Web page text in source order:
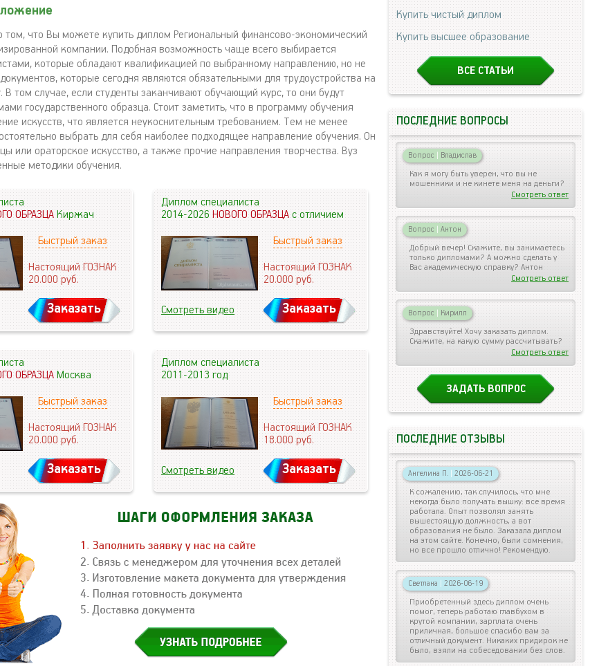
том, что Вы можете купить диплом Региональный финансово-экономический
компании. Подобная возможность чаще всего выбирается
которые обладают квалификацией по выбранному направлению, но не
которые сегодня являются обязательными для трудоустройства на
В том случае, если студенты заканчивают обучающий курс, то они будут
государственного образца. Стоит заметить, что в программу обучения
искусств, что является неукоснительным требованием. Тем не менее
выбрать для себя наиболее подходящее направление обучения. Он
или ораторское искусство, а также прочие направления творчества. Вуз
методики обучения.
ОБРАЗЦАКиржач
Быстрый заказ
Настоящий ГОЗНАК
20.000руб.
Заказать
Диплом специалиста
2014-2026НОВОГО ОБРАЗЦАс отличием
Быстрый заказ
Настоящий ГОЗНАК
20.000руб.
Смотреть видео Заказать
ОБРАЗЦАМосква
Быстрый заказ
Настоящий ГОЗНАК
20.000руб.
Заказать
Диплом специалиста
2011-2013 год
Быстрый заказ
Настоящий ГОЗНАК
18.000руб.
Смотреть видео Заказать
Купить чистый диплом
Купить высшее образование
ВСЕ СТАТЬИ
ПОСЛЕДНИЕ ВОПРОСЫ
Вопрос | Владислав
Как я могу быть уверен, что вы не
мошенники и не кинете меня на деньги?
Смотреть ответ
Вопрос | Антон
Добрый вечер! Скажите, вы занимаетесь
только дипломами? А можно сделать у
Вас академическую справку? Антон
Смотреть ответ
Вопрос | Кирилл
Здравствуйте! Хочу заказать диплом.
Скажите, на какую сумму рассчитывать?
Смотреть ответ
ЗАДАТЬ ВОПРОС
ПОСЛЕДНИЕ ОТЗЫВЫ
Ангелина П. | 2026-06-21
К сожалению, так случилось, что мне
некогда было получать вышку: все время
работала. Опыт позволял занять
вышестоящую должность, а вот
образования не было. Заказала диплом
на этом сайте. Конечно, были сомнения,
но все прошло отлично! Рекомендую.
Светлана | 2026-06-19
Приобретенный здесь диплом очень
помог, теперь работаю главбухом в
крутой компании, зарплата очень
приличная, большое спасибо вам за
отличный документ. Никаких придирок не
было, взяли на собеседовании без слов.